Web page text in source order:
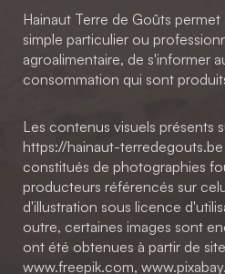
Hainaut Terre de Goûts
simple particulier ou
agroalimentaire, de s'informer
consommation qui sont
Les contenus visuels présents
https://hainaut-
constitués de photographies
producteurs référencés sur
d'illustration sous licence
outre, certaines images sont
ont été obtenues à partir de
www.freepik.com,